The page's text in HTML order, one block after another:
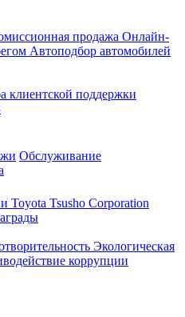
продажа Онлайн-
Автоподбор автомобилей
клиентской поддержки
Обслуживание
Toyota Tsusho Corporation
Экологическая
коррупции